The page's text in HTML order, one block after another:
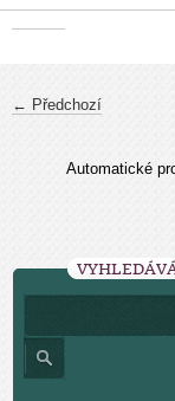
← Předchozí
Automatické